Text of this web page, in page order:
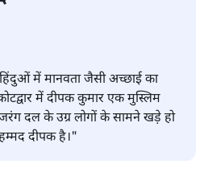
में मानवता जैसी अच्छाई का
में दीपक कुमार एक मुस्लिम
दल के उग्र लोगों के सामने खड़े हो
दीपक है।"